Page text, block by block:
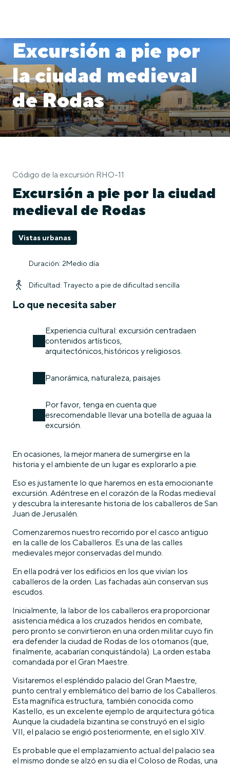
Excursión a pie por
la ciudad medieval
de Rodas
Código de la excursión RHO-11
Excursión a pie por la ciudad
medieval de Rodas
Vistas urbanas
Duración: 2Medio día
Dificultad: Trayecto a pie de dificultad sencilla
Lo que necesita saber
Experiencia cultural: excursión centradaen
contenidos artísticos,
arquitectónicos,históricos y religiosos.
Panorámica, naturaleza, paisajes
Por favor, tenga en cuenta que
esrecomendable llevar una botella de aguaa la
excursión.
En ocasiones, la mejor manera de sumergirse en la
historia y el ambiente de un lugar es explorarlo a pie.
Eso es justamente lo que haremos en esta emocionante
excursión. Adéntrese en el corazón de la Rodas medieval
y descubra la interesante historia de los caballeros de San
Juan de Jerusalén.
Comenzaremos nuestro recorrido por el casco antiguo
en la calle de los Caballeros. Es una de las calles
medievales mejor conservadas del mundo.
En ella podrá ver los edificios en los que vivían los
caballeros de la orden. Las fachadas aún conservan sus
escudos.
Inicialmente, la labor de los caballeros era proporcionar
asistencia médica a los cruzados heridos en combate,
pero pronto se convirtieron en una orden militar cuyo fin
era defender la ciudad de Rodas de los otomanos (que,
finalmente, acabarían conquistándola). La orden estaba
comandada por el Gran Maestre.
Visitaremos el espléndido palacio del Gran Maestre,
punto central y emblemático del barrio de los Caballeros.
Esta magnífica estructura, también conocida como
Kastello, es un excelente ejemplo de arquitectura gótica.
Aunque la ciudadela bizantina se construyó en el siglo
VII, el palacio se erigió posteriormente, en el siglo XIV.
Es probable que el emplazamiento actual del palacio sea
el mismo donde se alzó en su día el Coloso de Rodas, una